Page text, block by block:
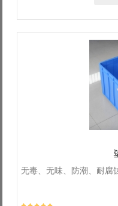
无毒、无味、防潮、耐腐